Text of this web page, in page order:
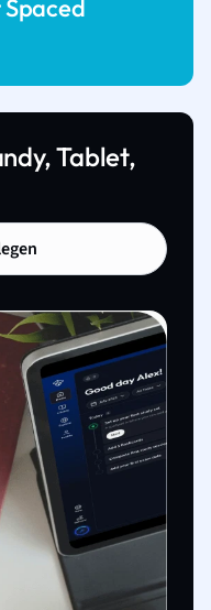
Tablet,